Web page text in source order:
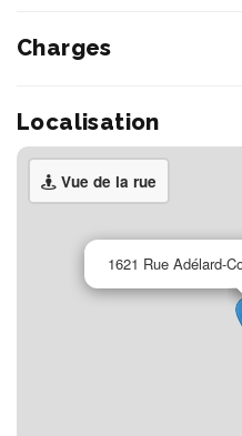
Charges
Localisation
Vue de la rue
1621 Rue Adélard-